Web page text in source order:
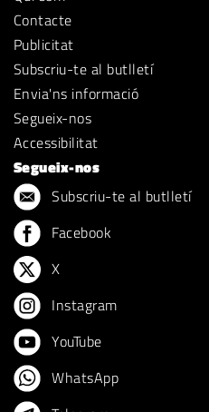
Contacte
Publicitat
Subscriu-te al butlletí
Envia'ns informació
Segueix-nos
Accessibilitat
Segueix-nos
Subscriu-te al butlletí
Facebook
X
Instagram
YouTube
WhatsApp